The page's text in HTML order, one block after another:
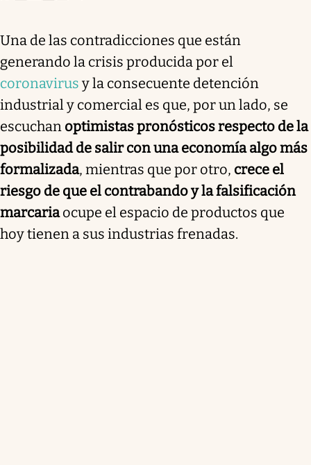
Una de las contradicciones que están
generando la crisis producida por el
coronavirus y la consecuente detención
industrial y comercial es que, por un lado, se
escuchan optimistas pronósticos respecto de la
posibilidad de salir con una economía algo más
formalizada, mientras que por otro, crece el
riesgo de que el contrabando y la falsificación
marcariaocupe el espacio de productos que
hoy tienen a sus industrias frenadas.